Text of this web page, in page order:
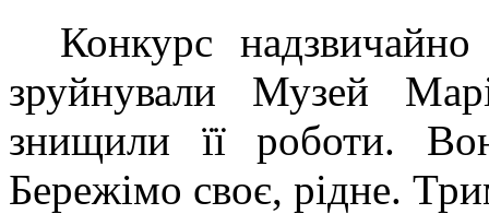
Конкурс
зруйнували Музей
знищили її роботи.
Бережімо своє, рідне.